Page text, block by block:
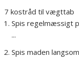
7 kostråd til vægttab
Spis regelmæssigt
...
Spis maden